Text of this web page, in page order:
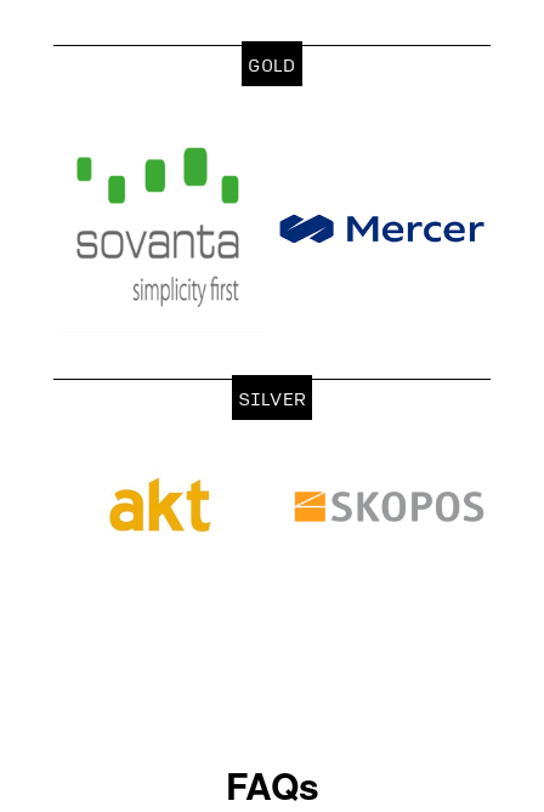
GOLD
SILVER
FAQs